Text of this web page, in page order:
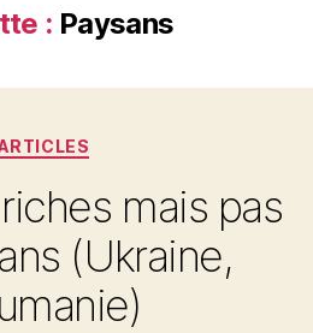
: Paysans
Catégories
mais pas
(Ukraine,